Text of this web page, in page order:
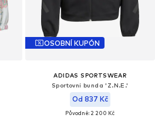
OSOBNÍ KUPÓN
ADIDAS SPORTSWEAR
Sportovní bunda 'Z.N.E.'
Od 837 Kč
Původně: 2 200 Kč